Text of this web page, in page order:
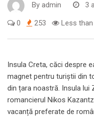
By admin 3
0 253 Less
Insula Creta, căci despre
magnet pentru turiștii din
din țara noastră. Insula lui
romancierul Nikos
vacanță preferate de